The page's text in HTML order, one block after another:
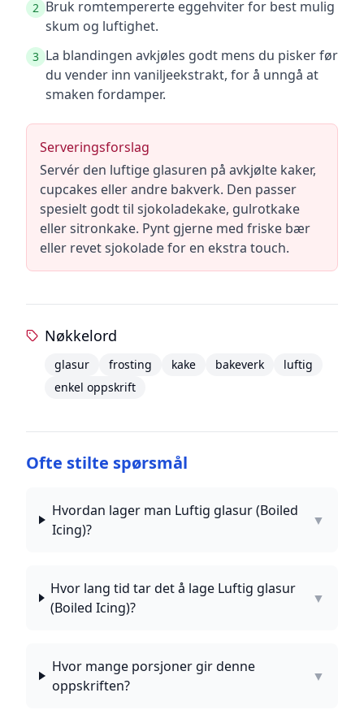
2 Bruk romtempererte eggehviter for best mulig
skum og luftighet.
3 La blandingen avkjøles godt mens du pisker før
du vender inn vaniljeekstrakt, for å unngå at
smaken fordamper.
Serveringsforslag
Servér den luftige glasuren på avkjølte kaker,
cupcakes eller andre bakverk. Den passer
spesielt godt til sjokoladekake, gulrotkake
eller sitronkake. Pynt gjerne med friske bær
eller revet sjokolade for en ekstra touch.
Nøkkelord
glasur frosting kake bakeverk
luftig
enkel oppskrift
Ofte stilte spørsmål
Hvordan lager man Luftig glasur (Boiled
Icing)?
▼
Hvor lang tid tar det å lage Luftig glasur
(Boiled Icing)?
▼
Hvor mange porsjoner gir denne
oppskriften?
▼